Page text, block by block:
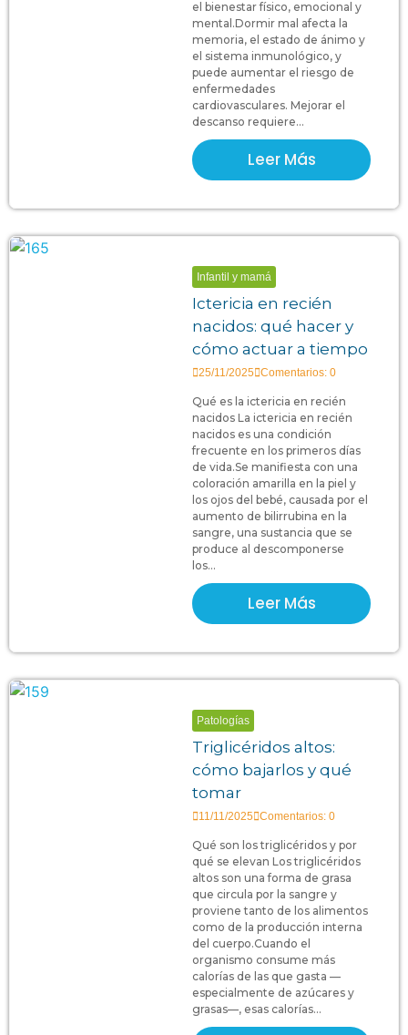
el bienestar físico, emocional y
mental.Dormir mal afecta la
memoria, el estado de ánimo y
el sistema inmunológico, y
puede aumentar el riesgo de
enfermedades
cardiovasculares. Mejorar el
descanso requiere...
Leer Más
Infantil y mamá
Ictericia en recién
nacidos: qué hacer y
cómo actuar a tiempo
25/11/2025 Comentarios: 0
Qué es la ictericia en recién
nacidos La ictericia en recién
nacidos es una condición
frecuente en los primeros días
de vida.Se manifiesta con una
coloración amarilla en la piel y
los ojos del bebé, causada por el
aumento de bilirrubina en la
sangre, una sustancia que se
produce al descomponerse
los...
Leer Más
Patologías
Triglicéridos altos:
cómo bajarlos y qué
tomar
11/11/2025 Comentarios: 0
Qué son los triglicéridos y por
qué se elevan Los triglicéridos
altos son una forma de grasa
que circula por la sangre y
proviene tanto de los alimentos
como de la producción interna
del cuerpo.Cuando el
organismo consume más
calorías de las que gasta —
especialmente de azúcares y
grasas—, esas calorías...